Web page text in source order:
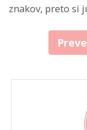
znakov, preto si